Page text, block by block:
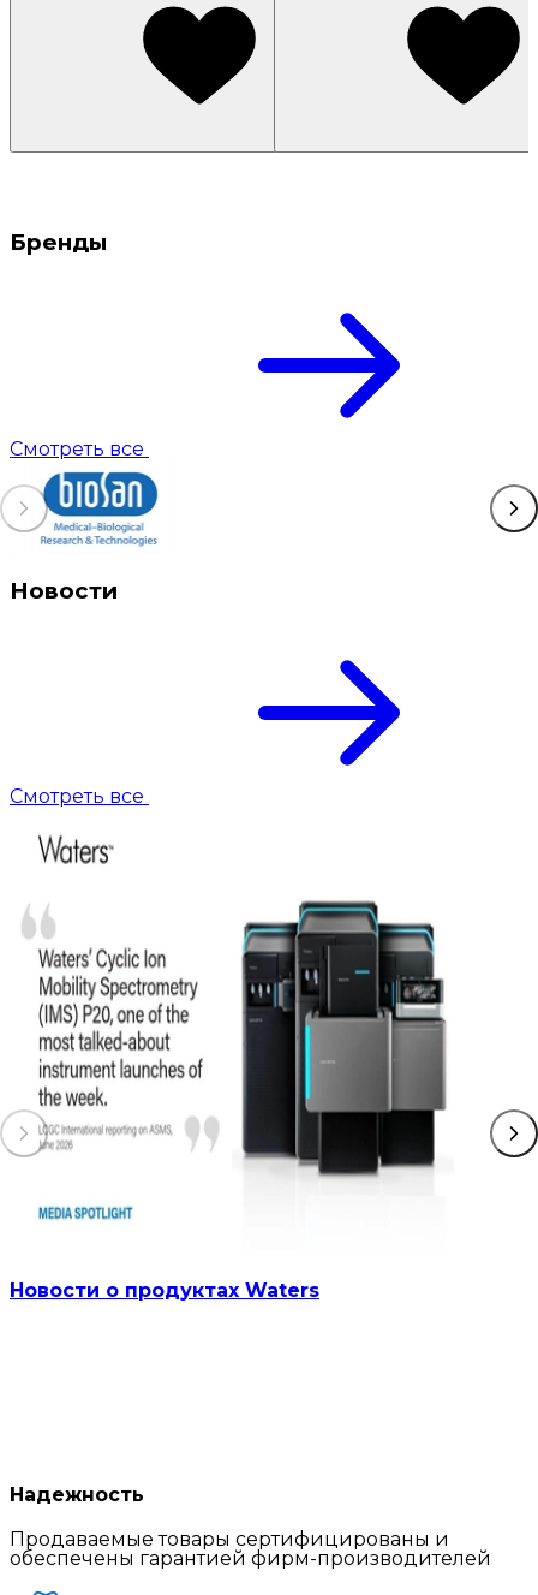
Бренды
Смотреть все
Новости
Смотреть все
Новости о продуктах Waters
Надежность
Продаваемые товары сертифицированы и
обеспечены гарантией фирм-производителей